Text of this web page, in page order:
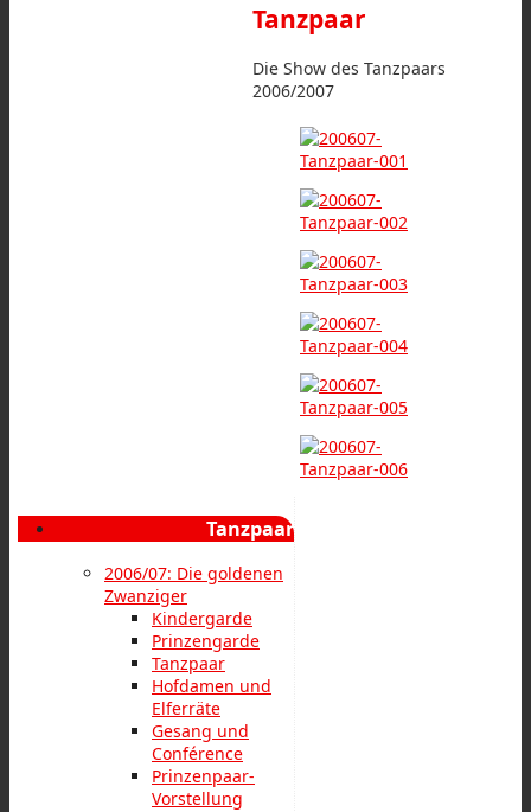
Tanzpaar
Die Show des Tanzpaars
2006/2007
Tanzpaar
2006/07: Die goldenen
Zwanziger
Kindergarde
Prinzengarde
Tanzpaar
Hofdamen und
Elferräte
Gesang und
Conférence
Prinzenpaar-
Vorstellung